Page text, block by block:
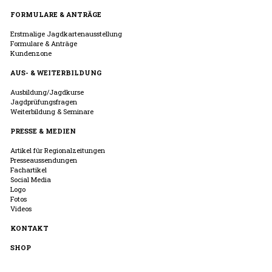
FORMULARE & ANTRÄGE
Erstmalige Jagdkartenausstellung
Formulare & Anträge
Kundenzone
AUS- & WEITERBILDUNG
Ausbildung/Jagdkurse
Jagdprüfungsfragen
Weiterbildung & Seminare
PRESSE & MEDIEN
Artikel für Regionalzeitungen
Presseaussendungen
Fachartikel
Social Media
Logo
Fotos
Videos
KONTAKT
SHOP